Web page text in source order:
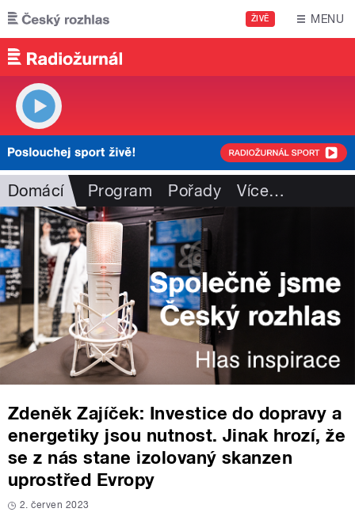
Přejít k hlavnímu obsahu
ŽIVĚ MENU
Domácí Program Pořady Více…
Zdeněk Zajíček: Investice do dopravy a
energetiky jsou nutnost. Jinak hrozí, že
se z nás stane izolovaný skanzen
uprostřed Evropy
2. červen 2023